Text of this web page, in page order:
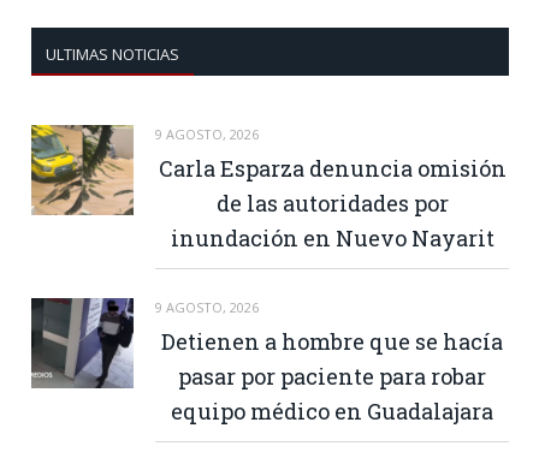
ULTIMAS NOTICIAS
9 AGOSTO, 2026
Carla Esparza denuncia omisión
de las autoridades por
inundación en Nuevo Nayarit
9 AGOSTO, 2026
Detienen a hombre que se hacía
pasar por paciente para robar
equipo médico en Guadalajara